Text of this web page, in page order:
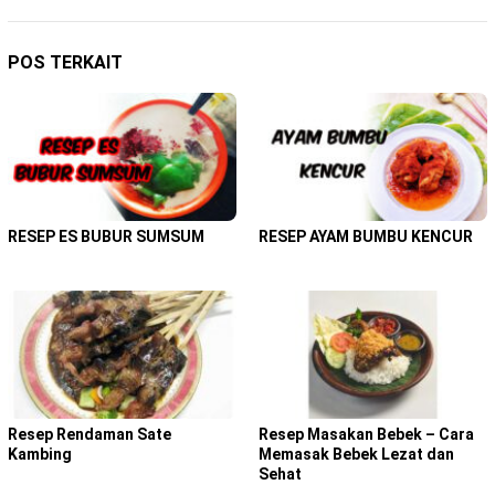
POS TERKAIT
RESEP ES BUBUR SUMSUM RESEP AYAM BUMBU KENCUR
Resep Rendaman Sate
Kambing
Resep Masakan Bebek – Cara
Memasak Bebek Lezat dan
Sehat